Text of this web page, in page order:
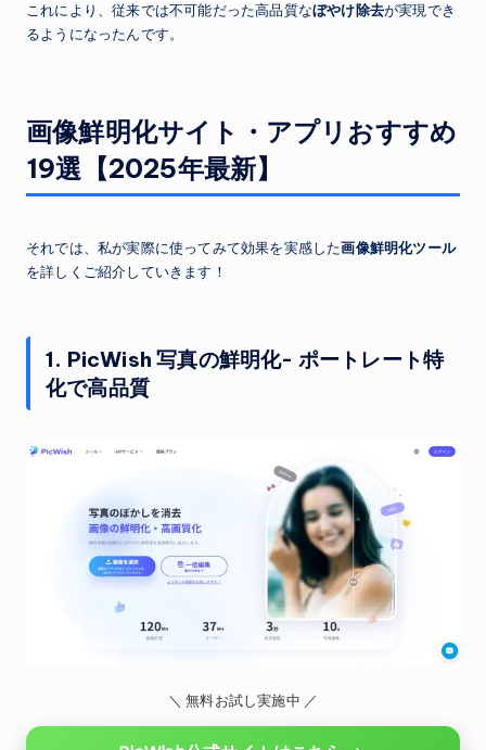
これにより、従来では不可能だった高品質なぼやけ除去が実現でき
るようになったんです。
画像鮮明化サイト・アプリおすすめ
19選【2025年最新】
それでは、私が実際に使ってみて効果を実感した画像鮮明化ツール
を詳しくご紹介していきます！
1. PicWish 写真の鮮明化- ポートレート特
化で高品質
＼ 無料お試し実施中 ／